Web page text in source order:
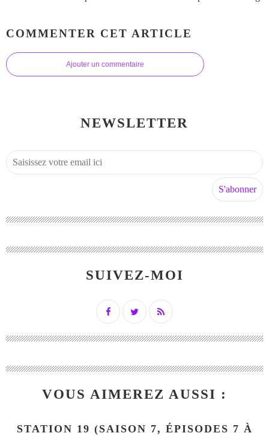
COMMENTER CET ARTICLE
Ajouter un commentaire
NEWSLETTER
SUIVEZ-MOI
VOUS AIMEREZ AUSSI :
STATION 19 (SAISON 7, ÉPISODES 7 À